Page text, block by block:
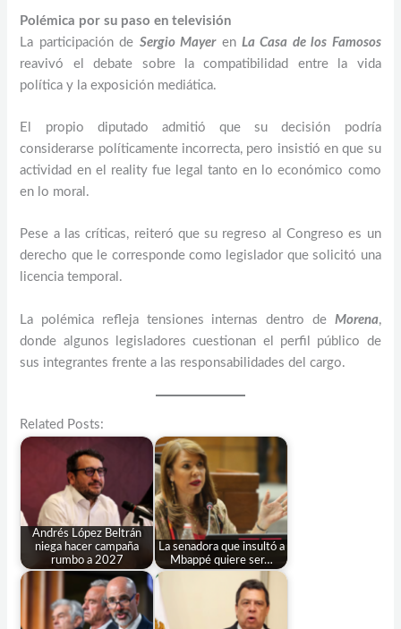
Polémica por su paso en televisión
La participación de Sergio Mayeren La Casa de los Famosos
reavivó el debate sobre la compatibilidad entre la vida
política y la exposición mediática.
El propio diputado admitió que su decisión podría
considerarse políticamente incorrecta, pero insistió en que su
actividad en el reality fue legal tanto en lo económico como
en lo moral.
Pese a las críticas, reiteró que su regreso al Congreso es un
derecho que le corresponde como legislador que solicitó una
licencia temporal.
La polémica refleja tensiones internas dentro de Morena,
donde algunos legisladores cuestionan el perfil público de
sus integrantes frente a las responsabilidades del cargo.
Related Posts:
Andrés López Beltrán
niega hacer campaña
rumbo a 2027
La senadora que insultó a
Mbappé quiere ser…